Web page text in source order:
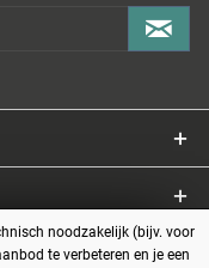
noodzakelijk (bijv. voor
te verbeteren en je een